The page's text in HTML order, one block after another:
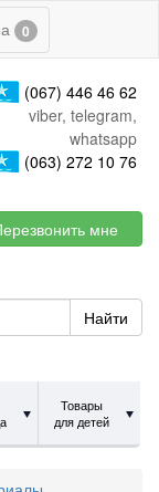
0
(067) 446 46 62
viber, telegram,
whatsapp
(063) 272 10 76
мне
Найти
Товары
для детей